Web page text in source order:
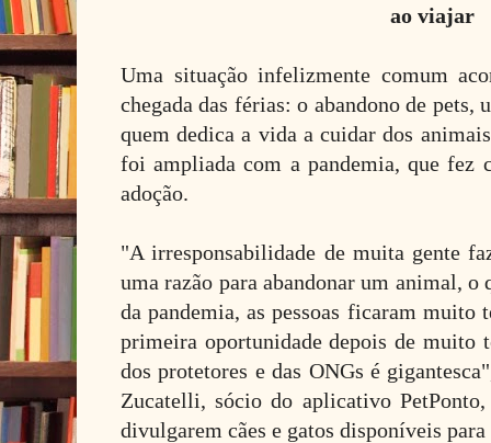
ao viajar
Uma situação infelizmente comum
chegada das férias: o abandono de pets,
quem dedica a vida a cuidar dos
foi ampliada com a pandemia, que fez
adoção.
"A irresponsabilidade de muita gente
uma razão para abandonar um animal, o
da pandemia, as pessoas ficaram muito
primeira oportunidade depois de muito
dos protetores e das ONGs é
Zucatelli, sócio do aplicativo PetPonto,
divulgarem cães e gatos disponíveis para